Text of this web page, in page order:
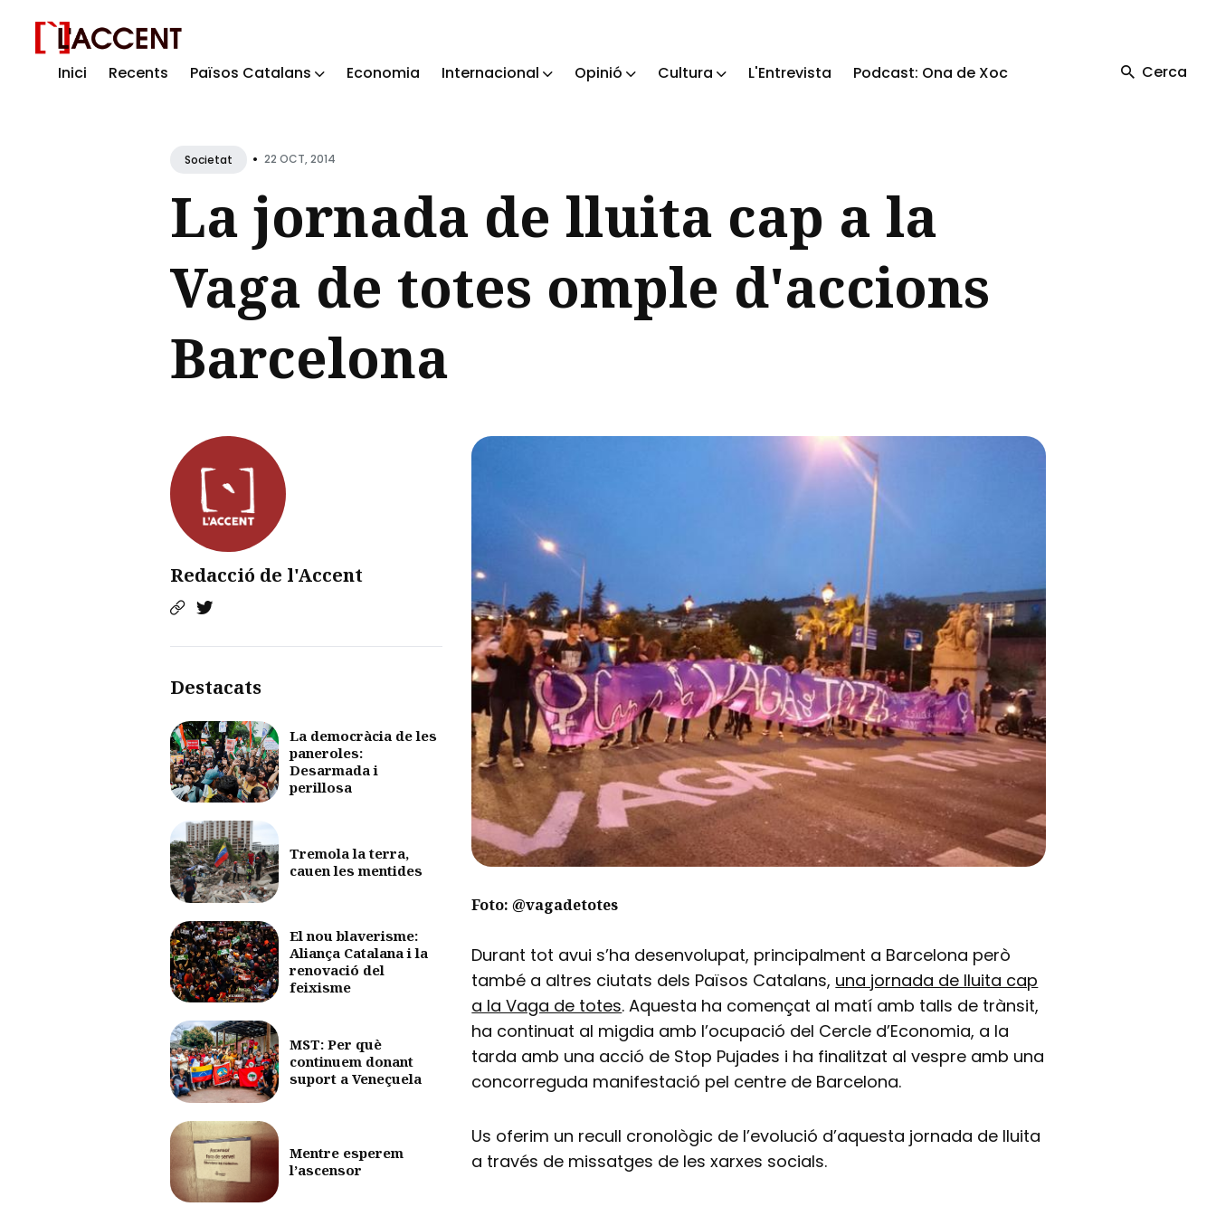
Inici Recents Països Catalans Economia Internacional Opinió Cultura L'Entrevista Podcast: Ona de Xoc Cerca
Societat • 22 OCT, 2014
La jornada de lluita cap a la
Vaga de totes omple d'accions
Barcelona
Redacció de l'Accent
Destacats
La democràcia de les
paneroles:
Desarmada i
perillosa
Tremola la terra,
cauen les mentides
El nou blaverisme:
Aliança Catalana i la
renovació del
feixisme
MST: Per què
continuem donant
suport a Veneçuela
Mentre esperem
l’ascensor
Foto: @vagadetotes
Durant tot avui s’ha desenvolupat, principalment a Barcelona però
també a altres ciutats dels Països Catalans, una jornada de lluita cap
a la Vaga de totes. Aquesta ha començat al matí amb talls de trànsit,
ha continuat al migdia amb l’ocupació del Cercle d’Economia, a la
tarda amb una acció de Stop Pujades i ha finalitzat al vespre amb una
concorreguda manifestació pel centre de Barcelona.
Us oferim un recull cronològic de l’evolució d’aquesta jornada de lluita
a través de missatges de les xarxes socials.